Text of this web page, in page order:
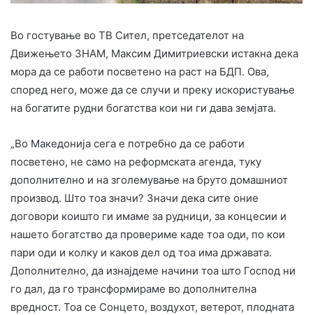
Во гостување во ТВ Сител, претседателот на
Движењето ЗНАМ, Максим Димитриевски истакна дека
мора да се работи посветено на раст на БДП. Ова,
според него, може да се случи и преку искористување
на богатите рудни богатства кои ни ги дава земјата.
„Во Македонија сега е потребно да се работи
посветено, не само на реформската агенда, туку
дополнително и на зголемување на бруто домашниот
производ. Што тоа значи? Значи дека сите оние
договори коишто ги имаме за рудници, за концесии и
нашето богатство да провериме каде тоа оди, по кои
пари оди и колку и каков дел од тоа има државата.
Дополнително, да изнајдеме начини тоа што Господ ни
го дал, да го трансформираме во дополнителна
вредност. Тоа се Сонцето, воздухот, ветерот, плодната